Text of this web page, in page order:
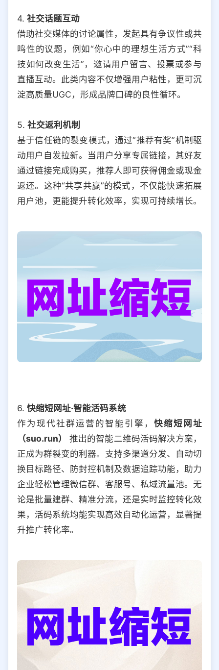
4. 社交话题互动
借助社交媒体的讨论属性，发起具有争议性或共
鸣性的议题，例如“你心中的理想生活方式”“科
技如何改变生活”，邀请用户留言、投票或参与
直播互动。此类内容不仅增强用户粘性，更可沉
淀高质量UGC，形成品牌口碑的良性循环。
5. 社交返利机制
基于信任链的裂变模式，通过“推荐有奖”机制驱
动用户自发拉新。当用户分享专属链接，其好友
通过链接完成购买，推荐人即可获得佣金或现金
返还。这种“共享共赢”的模式，不仅能快速拓展
用户池，更能提升转化效率，实现可持续增长。
6. 快缩短网址·智能活码系统
作为现代社群运营的智能引擎， 快缩短网址
（suo.run）
推出的智能二维码活码解决方案，
正成为群裂变的利器。支持多渠道分发、自动切
换目标路径、防封控机制及数据追踪功能，助力
企业轻松管理微信群、客服号、私域流量池。无
论是批量建群、精准分流，还是实时监控转化效
果，活码系统均能实现高效自动化运营，显著提
升推广转化率。